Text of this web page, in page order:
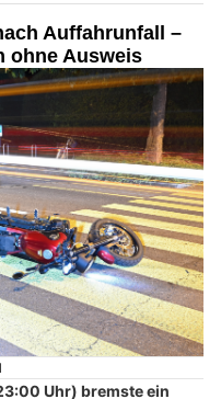
Auffahrunfall –
ohne Ausweis
Uhr) bremste ein